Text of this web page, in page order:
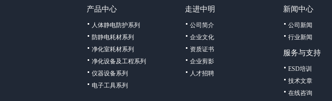
产品中心
人体静电防护系列
防静电耗材系列
净化室耗材系列
净化设备及工程系列
仪器设备系列
电子工具系列
走进中明
公司简介
企业文化
资质证书
企业剪影
人才招聘
新闻中心
公司新闻
行业新闻
服务与支持
ESD培训
技术文章
在线咨询